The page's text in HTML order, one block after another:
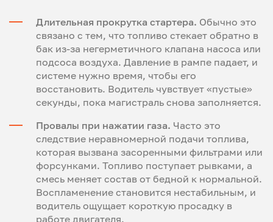
Длительная прокрутка стартера. Обычно это
связано с тем, что топливо стекает обратно в
бак из-за негерметичного клапана насоса или
подсоса воздуха. Давление в рампе падает, и
системе нужно время, чтобы его
восстановить. Водитель чувствует «пустые»
секунды, пока магистраль снова заполняется.
Провалы при нажатии газа. Часто это
следствие неравномерной подачи топлива,
которая вызвана засоренными фильтрами или
форсунками. Топливо поступает рывками, а
смесь меняет состав от бедной к нормальной.
Воспламенение становится нестабильным, и
водитель ощущает короткую просадку в
работе двигателя.